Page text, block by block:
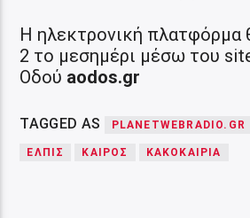
Η ηλεκτρονική πλατφόρμα
2 το μεσημέρι μέσω του
Οδού aodos.gr
TAGGED AS PLANETWEBRADIO.GR
ΕΛΠΙΣ ΚΑΙΡΟΣ ΚΑΚΟΚΑΙΡΙΑ